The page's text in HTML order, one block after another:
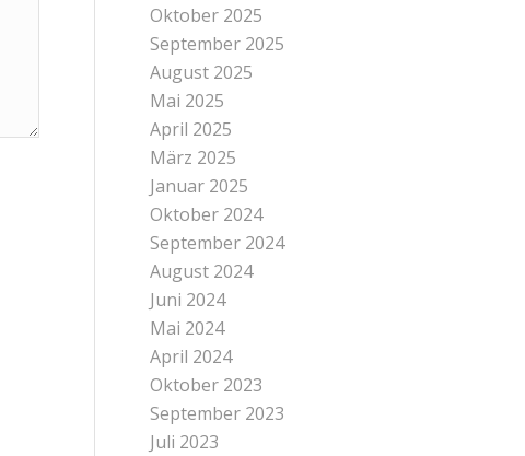
Oktober 2025
September 2025
August 2025
Mai 2025
April 2025
März 2025
Januar 2025
Oktober 2024
September 2024
August 2024
Juni 2024
Mai 2024
April 2024
Oktober 2023
September 2023
Juli 2023